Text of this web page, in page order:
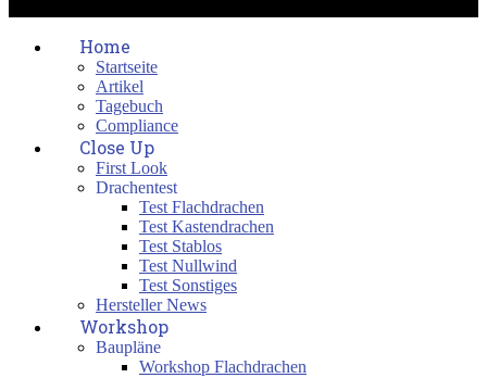
Home
Startseite
Artikel
Tagebuch
Compliance
Close Up
First Look
Drachentest
Test Flachdrachen
Test Kastendrachen
Test Stablos
Test Nullwind
Test Sonstiges
Hersteller News
Workshop
Baupläne
Workshop Flachdrachen